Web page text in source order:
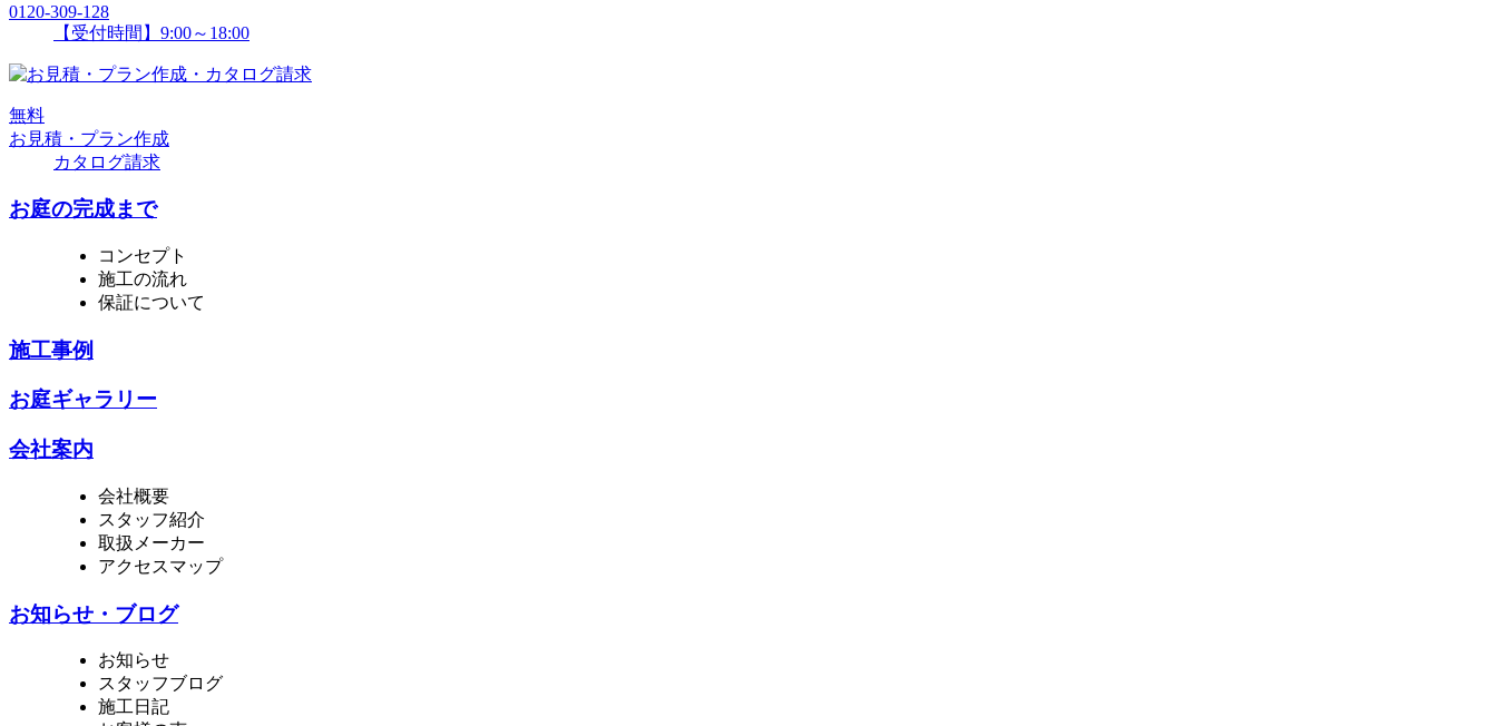
0120-309-128
【受付時間】9:00～18:00
無料
お見積・プラン作成
カタログ請求
お庭の完成まで
コンセプト
施工の流れ
保証について
施工事例
お庭ギャラリー
会社案内
会社概要
スタッフ紹介
取扱メーカー
アクセスマップ
お知らせ・ブログ
お知らせ
スタッフブログ
施工日記